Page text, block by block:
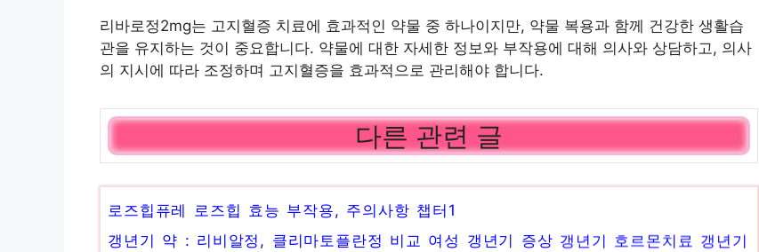
리바로정2mg는 고지혈증 치료에 효과적인 약물 중 하나이지만, 약물 복용과 함께 건강한 생활습
관을 유지하는 것이 중요합니다. 약물에 대한 자세한 정보와 부작용에 대해 의사와 상담하고, 의사
의 지시에 따라 조정하며 고지혈증을 효과적으로 관리해야 합니다.
다른 관련 글
로즈힙퓨레 로즈힙 효능 부작용, 주의사항 챕터1
갱년기 약 : 리비알정, 클리마토플란정 비교 여성 갱년기 증상 갱년기 호르몬치료 갱년기